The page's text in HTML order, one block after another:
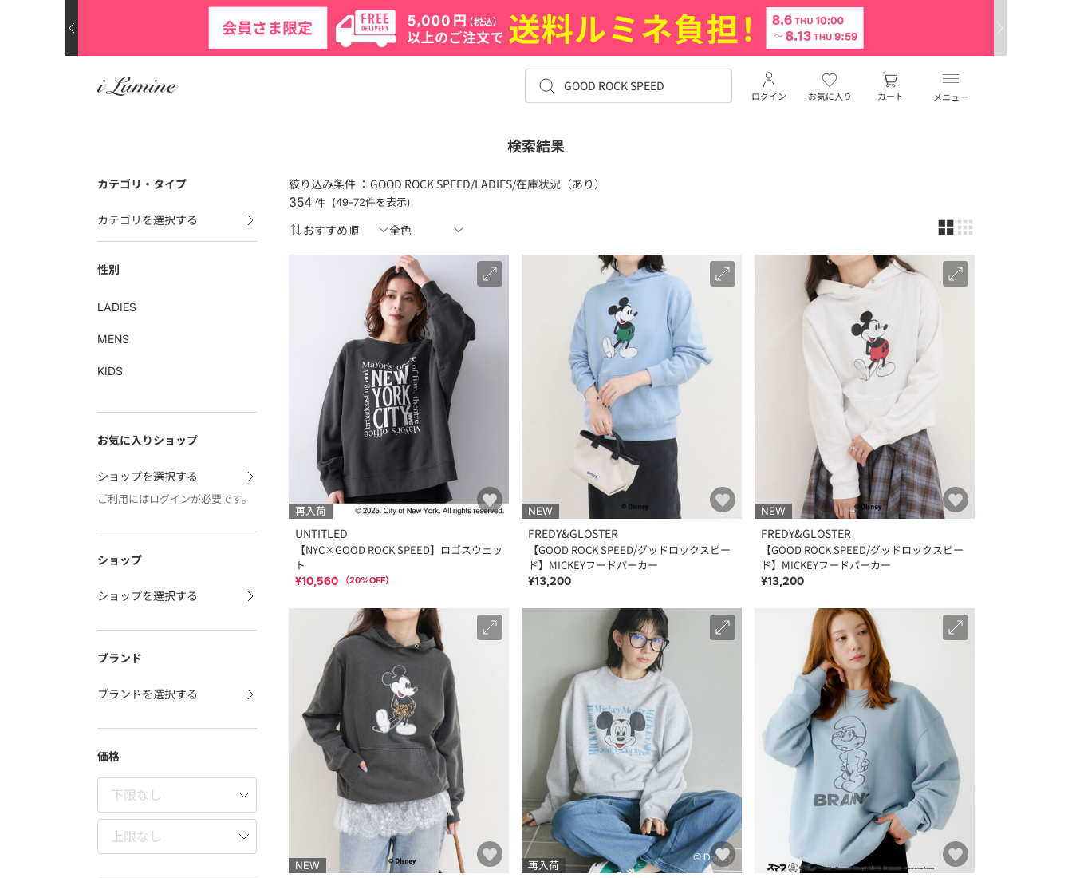
メニュー
お気に入り
ログイン カート
検索結果
カテゴリ・タイプ
カテゴリを選択する
性別
LADIES
MENS
KIDS
お気に入りショップ
ショップを選択する
ご利用にはログインが必要です。
ショップ
ショップを選択する
ブランド
ブランドを選択する
価格
絞り込み条件 ： GOOD ROCK SPEED/LADIES/在庫状況（あり）
354 件 (49-72件を表示)
再入荷
UNTITLED
【NYC×GOOD ROCK SPEED】ロゴスウェッ
ト
¥10,560 （20%OFF）
NEW
FREDY&GLOSTER
【GOOD ROCK SPEED/グッドロックスピー
ド】MICKEYフードパーカー
¥13,200
NEW
FREDY&GLOSTER
【GOOD ROCK SPEED/グッドロックスピー
ド】MICKEYフードパーカー
¥13,200
NEW 再入荷